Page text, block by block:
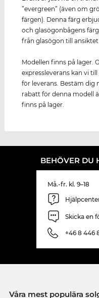
”evergreen” (även om
färgen). Denna färg
och glasögonbågens
från glasögon till
Modellen finns på lager.
expressleverans kan vi
för leverans. Bestäm dig
rabatt för denna modell
finns på lager.
BEHÖVER DU
Må.-fr. kl. 9–18
Skicka en
+46 8 446
Våra mest populära